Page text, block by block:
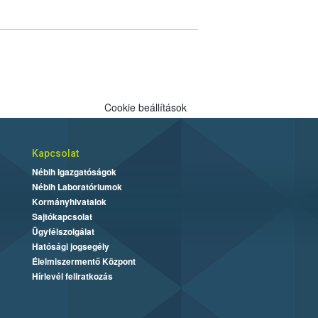
Cookie beállítások
Kapcsolat
Nébih Igazgatóságok
Nébih Laboratóriumok
Kormányhivatalok
Sajtókapcsolat
Ügyfélszolgálat
Hatósági jogsegély
Élelmiszermentő Központ
Hírlevél feliratkozás